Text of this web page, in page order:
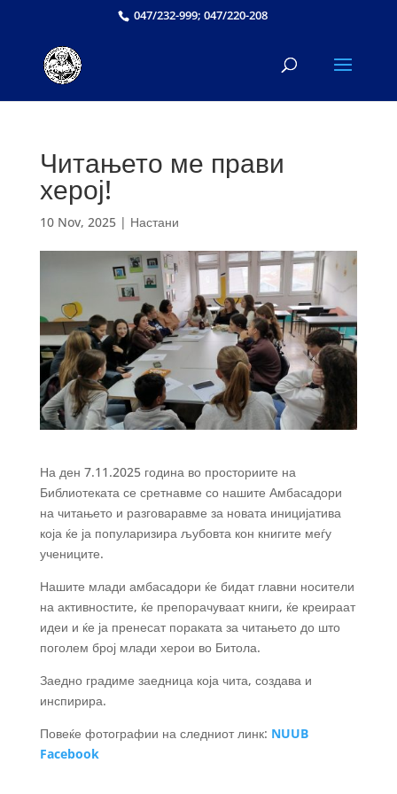
047/232-999; 047/220-208
Читањето ме прави
херој!
10 Nov, 2025| Настани
На ден 7.11.2025 година во просториите на
Библиотеката се сретнавме со нашите Амбасадори
на читањето и разговаравме за новата иницијатива
која ќе ја популаризира љубовта кон книгите меѓу
учениците.
Нашите млади амбасадори ќе бидат главни носители
на активностите, ќе препорачуваат книги, ќе креираат
идеи и ќе ја пренесат пораката за читањето до што
поголем број млади херои во Битола.
Заедно градиме заедница која чита, создава и
инспирира.
Повеќе фотографии на следниот линк: NUUB
Facebook